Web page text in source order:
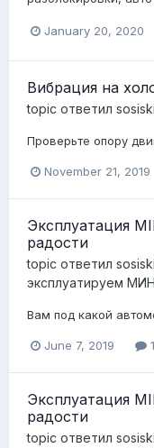
January 20, 2020
Вибрация на
topic ответил
Проверьте опору
November 21, 2019
Эксплуатация
радости
topic ответил
эксплуатируем
Вам под какой
June 7, 2019
Эксплуатация
радости
topic ответил